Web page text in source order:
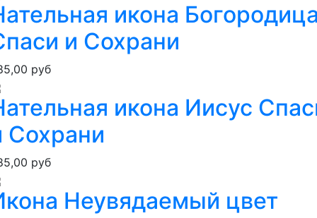
икона
и Сохрани
руб
икона Иисус
Сохрани
руб
Неувядаемый цвет